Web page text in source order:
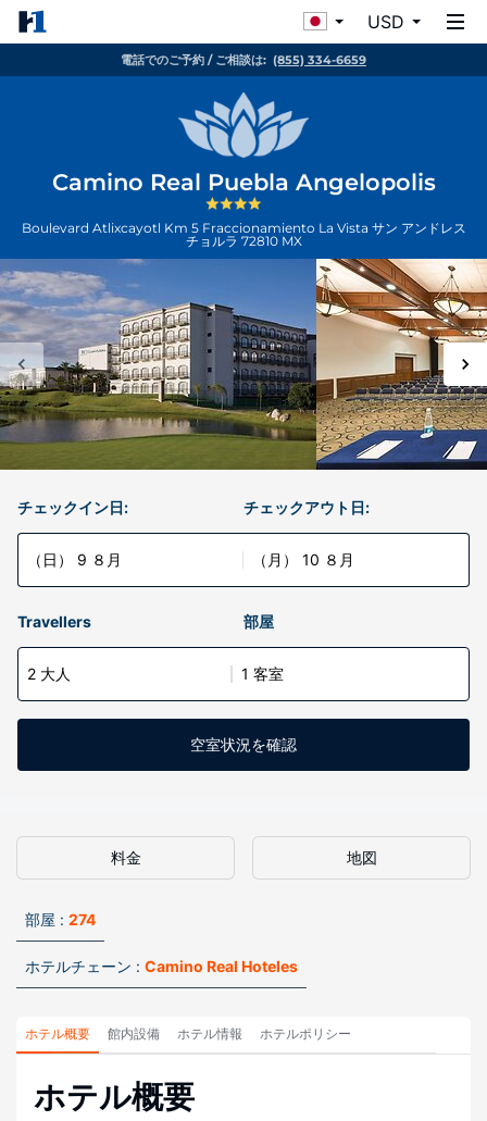
USD
電話でのご予約 / ご相談は: (855) 334-6659
Camino Real Puebla Angelopolis
Boulevard Atlixcayotl Km 5 Fraccionamiento La Vista サン アンドレス
チョルラ 72810 MX
チェックイン日:
（日） 9 ８月
チェックアウト日:
（月） 10 ８月
Travellers 部屋
2 大人 1 客室
空室状況を確認
料金 地図
部屋 : 274
ホテルチェーン : Camino Real Hoteles
ホテル概要 館内設備 ホテル情報 ホテルポリシー
ホテル概要